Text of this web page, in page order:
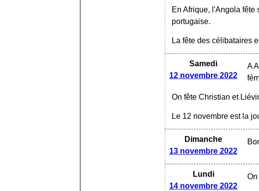
En Afrique, l'Angola
portugaise.
La fête des célibataires
Samedi
12 novembre 2022
A
On fête Christian et
Le 12 novembre est la
Dimanche
13 novembre 2022
Lundi
14 novembre 2022
On